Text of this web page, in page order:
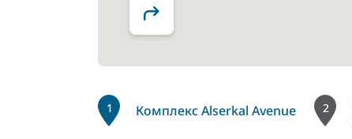
1 Комплекс Alserkal Avenue 2